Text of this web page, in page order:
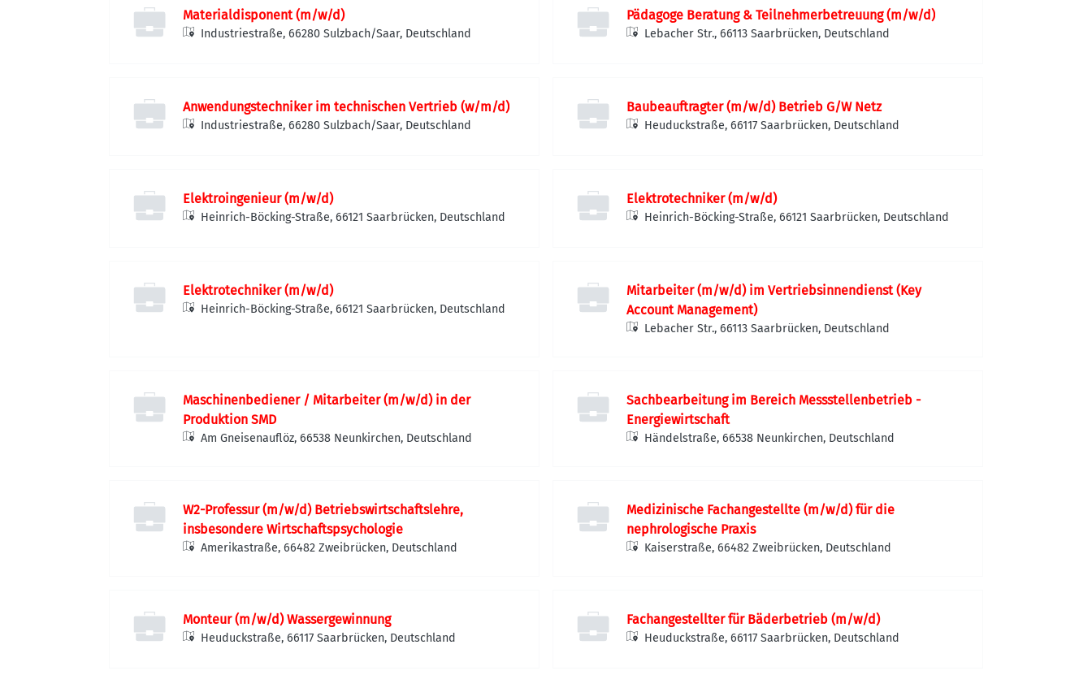
Materialdisponent (m/w/d)
Industriestraße, 66280 Sulzbach/Saar, Deutschland
Pädagoge Beratung & Teilnehmerbetreuung (m/w/d)
Lebacher Str., 66113 Saarbrücken, Deutschland
Anwendungstechniker im technischen Vertrieb (w/m/d)
Industriestraße, 66280 Sulzbach/Saar, Deutschland
Baubeauftragter (m/w/d) Betrieb G/W Netz
Heuduckstraße, 66117 Saarbrücken, Deutschland
Elektroingenieur (m/w/d)
Heinrich-Böcking-Straße, 66121 Saarbrücken, Deutschland
Elektrotechniker (m/w/d)
Heinrich-Böcking-Straße, 66121 Saarbrücken, Deutschland
Elektrotechniker (m/w/d)
Heinrich-Böcking-Straße, 66121 Saarbrücken, Deutschland
Mitarbeiter (m/w/d) im Vertriebsinnendienst (Key
Account Management)
Lebacher Str., 66113 Saarbrücken, Deutschland
Maschinenbediener / Mitarbeiter (m/w/d) in der
Produktion SMD
Am Gneisenauflöz, 66538 Neunkirchen, Deutschland
Sachbearbeitung im Bereich Messstellenbetrieb -
Energiewirtschaft
Händelstraße, 66538 Neunkirchen, Deutschland
W2-Professur (m/w/d) Betriebswirtschaftslehre,
insbesondere Wirtschaftspsychologie
Amerikastraße, 66482 Zweibrücken, Deutschland
Medizinische Fachangestellte (m/w/d) für die
nephrologische Praxis
Kaiserstraße, 66482 Zweibrücken, Deutschland
Monteur (m/w/d) Wassergewinnung
Heuduckstraße, 66117 Saarbrücken, Deutschland
Fachangestellter für Bäderbetrieb (m/w/d)
Heuduckstraße, 66117 Saarbrücken, Deutschland